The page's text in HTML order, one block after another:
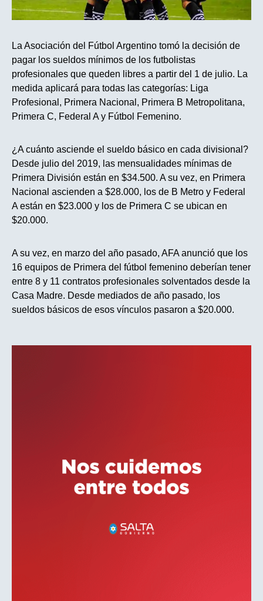
La Asociación del Fútbol Argentino tomó la decisión de
pagar los sueldos mínimos de los futbolistas
profesionales que queden libres a partir del 1 de julio. La
medida aplicará para todas las categorías: Liga
Profesional, Primera Nacional, Primera B Metropolitana,
Primera C, Federal A y Fútbol Femenino.
¿A cuánto asciende el sueldo básico en cada divisional?
Desde julio del 2019, las mensualidades mínimas de
Primera División están en $34.500. A su vez, en Primera
Nacional ascienden a $28.000, los de B Metro y Federal
A están en $23.000 y los de Primera C se ubican en
$20.000.
A su vez, en marzo del año pasado, AFA anunció que los
16 equipos de Primera del fútbol femenino deberían tener
entre 8 y 11 contratos profesionales solventados desde la
Casa Madre. Desde mediados de año pasado, los
sueldos básicos de esos vínculos pasaron a $20.000.